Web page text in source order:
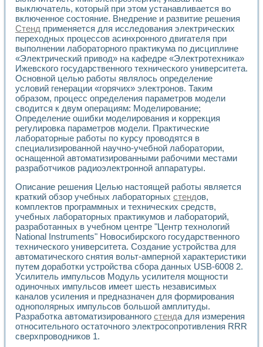
Применение LabVIEW для исследования течения в
Создание виртуальной работы «Изучение магнитных
Обратный маятник
Устройство для изучения основ интерфейсов обмена по
Лабораторный практикум: изучение адиабатического
Стенд для исследования электрических переходных
Система статистической обработки результатов
Автоматизация лазерно-плазменных измерений с
Модельно-измерительный комплекс. Назначение. Состав.
Использование технологий NATIONAL INSTRUMENTS
Учебный практикум "Спектральный и корреляционный
Учебный стенд для исследования принципа действия
Оборудование и программное обеспечение учебных
Виртуальный лабораторный практикум для изучения
Управление роботом ТУР-10 средствами LabVIEW
Аппаратно-программный комплекс для исследования
Автоматизированный дистанционный лабораторный
Исследование возможности реставрации одномерных
Использование технологий NATIONAL INSTRUMENTS в
Разработка модификаций алгоритма полигармонической
Учебный стенд для исследования принципа действия
Виртуальная система поддержки принимаемых решений в
Преемственность дисциплин «Моделирование систем» и
Универсальный стенд для исследования электрических
Лабораторные практикумы по информационно-
Виртуальный измеритель частотных характеристик на
Лабораторный практикум по основам теории Коммутации
Разработка виртуальной лабораторной работы
Виртуальные практикумы по электротехнике в среде
Из опыта внедрения в рамках национального проекта
Исследование эффективности решателей
выключатель, который при этом устанавливается во
включенное состояние. Внедрение и развитие решения
Стенд применяется для исследования электрических
переходных процессов асинхронного двигателя при
выполнении лабораторного практикума по дисциплине
«Электрический привод» на кафедре «Электротехника»
Ижевского государственного технического университета.
Основной целью работы являлось определение
условий генерации «горячих» электронов. Таким
образом, процесс определения параметров модели
сводится к двум операциям: Моделирование;
Определение ошибки моделирования и коррекция
регулировка параметров модели. Практические
лабораторные работы по курсу проводятся в
специализированной научно-учебной лаборатории,
оснащенной автоматизированными рабочими местами
разработчиков радиоэлектронной аппаратуры.
Описание решения Целью настоящей работы является
краткий обзор учебных лабораторных стендов,
комплектов программных и технических средств,
учебных лабораторных практикумов и лабораторий,
разработанных в учебном центре "Центр технологий
National Instruments" Новосибирского государственного
технического университета. Создание устройства для
автоматического снятия вольт-амперной характеристики
путем доработки устройства сбора данных USB-6008 2.
Усилитель импульсов Модуль усилителя мощности
одиночных импульсов имеет шесть независимых
каналов усиления и предназначен для формирования
однополярных импульсов большой амплитуды.
Разработка автоматизированного стенда для измерения
относительного остаточного электросопротивления RRR
сверхпроводников 1.